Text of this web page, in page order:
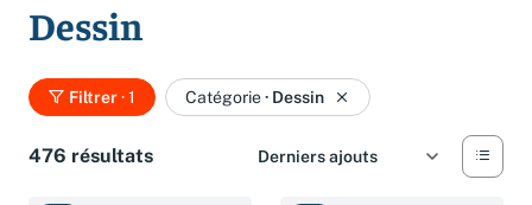
Partitions
Culture à 1 €
Nos engagements
Vous n'avez pas trouvé l'article que vous cherchiez ?
Activez les notifications dans votre compte pour être alerté dès
Dessin
Filtrer· 1 Catégorie· Dessin
476 résultats